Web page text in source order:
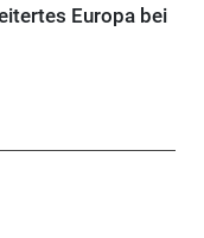
Europa bei